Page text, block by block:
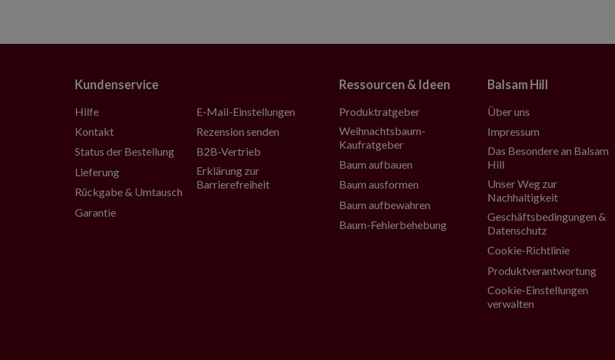
Kundenservice
Hilfe
Kontakt
Status der Bestellung
Lieferung
Rückgabe & Umtausch
Garantie
E-Mail-Einstellungen
Rezension senden
B2B-Vertrieb
Erklärung zur
Barrierefreiheit
Ressourcen & Ideen
Produktratgeber
Weihnachtsbaum-
Kaufratgeber
Baum aufbauen
Baum ausformen
Baum aufbewahren
Baum-Fehlerbehebung
Balsam Hill
Über uns
Impressum
Das Besondere an Balsam
Hill
Unser Weg zur
Nachhaltigkeit
Geschäftsbedingungen &
Datenschutz
Cookie-Richtlinie
Produktverantwortung
Cookie-Einstellungen
verwalten